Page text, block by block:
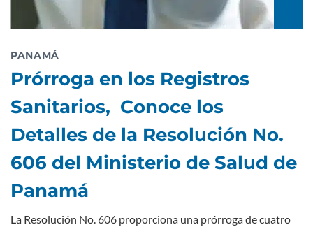
PANAMÁ
Prórroga en los Registros
Sanitarios, Conoce los
Detalles de la Resolución No.
606 del Ministerio de Salud de
Panamá
La Resolución No. 606 proporciona una prórroga de cuatro